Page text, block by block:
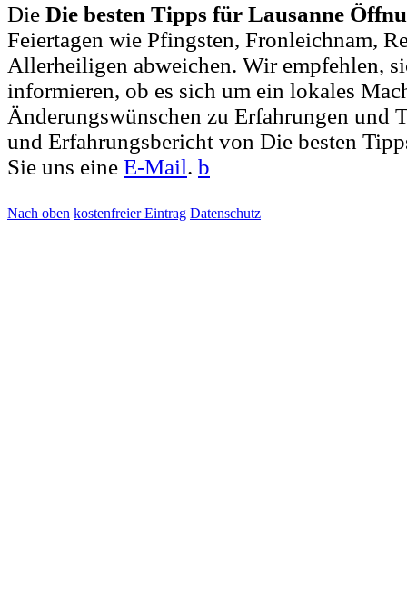
Die Die besten Tipps für Lausanne
Feiertagen wie Pfingsten, Fronleichnam,
Allerheiligen abweichen. Wir empfehlen,
informieren, ob es sich um ein lokales
Änderungswünschen zu Erfahrungen und
und Erfahrungsbericht von Die besten
Sie uns eine E-Mail. b
Nach oben kostenfreier Eintrag Datenschutz